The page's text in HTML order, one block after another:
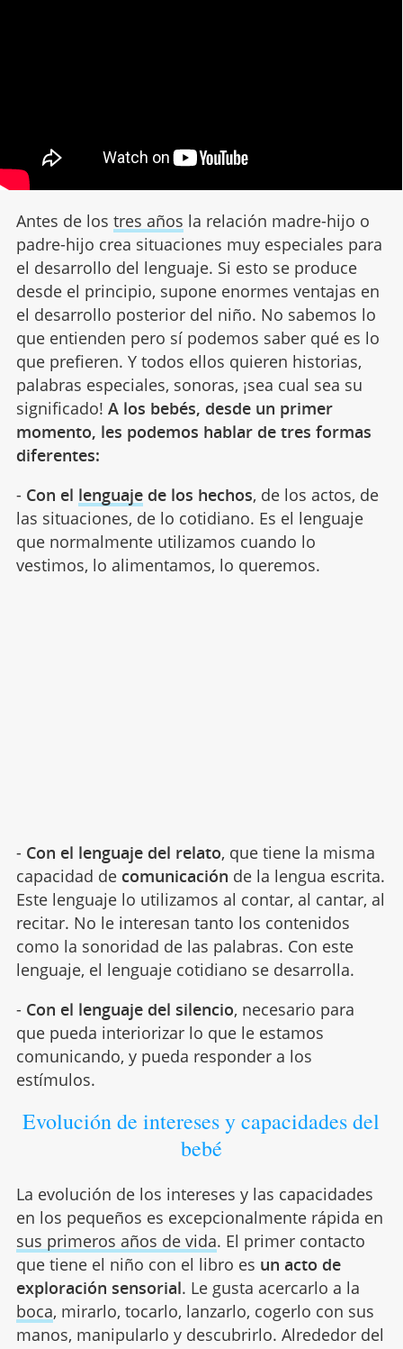
Antes de los tres años la relación madre-hijo o
padre-hijo crea situaciones muy especiales para
el desarrollo del lenguaje. Si esto se produce
desde el principio, supone enormes ventajas en
el desarrollo posterior del niño. No sabemos lo
que entienden pero sí podemos saber qué es lo
que prefieren. Y todos ellos quieren historias,
palabras especiales, sonoras, ¡sea cual sea su
significado! A los bebés, desde un primer
momento, les podemos hablar de tres formas
diferentes:
- Con el lenguajede los hechos, de los actos, de
las situaciones, de lo cotidiano. Es el lenguaje
que normalmente utilizamos cuando lo
vestimos, lo alimentamos, lo queremos.
- Con el lenguaje del relato, que tiene la misma
capacidad de comunicación de la lengua escrita.
Este lenguaje lo utilizamos al contar, al cantar, al
recitar. No le interesan tanto los contenidos
como la sonoridad de las palabras. Con este
lenguaje, el lenguaje cotidiano se desarrolla.
- Con el lenguaje del silencio, necesario para
que pueda interiorizar lo que le estamos
comunicando, y pueda responder a los
estímulos.
Evolución de intereses y capacidades del
bebé
La evolución de los intereses y las capacidades
en los pequeños es excepcionalmente rápida en
sus primeros años de vida. El primer contacto
que tiene el niño con el libro es un acto de
exploración sensorial. Le gusta acercarlo a la
boca, mirarlo, tocarlo, lanzarlo, cogerlo con sus
manos, manipularlo y descubrirlo. Alrededor del